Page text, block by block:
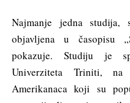
Najmanje jedna studija,
objavljena u časopisu
pokazuje. Studiju je
Univerziteta Triniti,
Amerikanaca koji su